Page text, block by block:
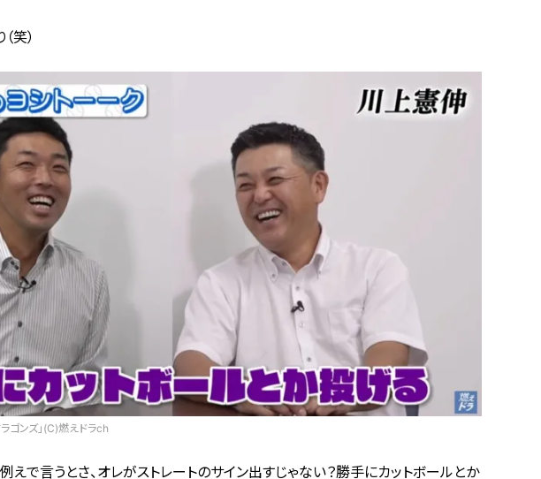
笑）
ゴンズ」(C)燃えドラch
えで言うとさ、オレがストレートのサイン出すじゃない？勝手にカットボールとか